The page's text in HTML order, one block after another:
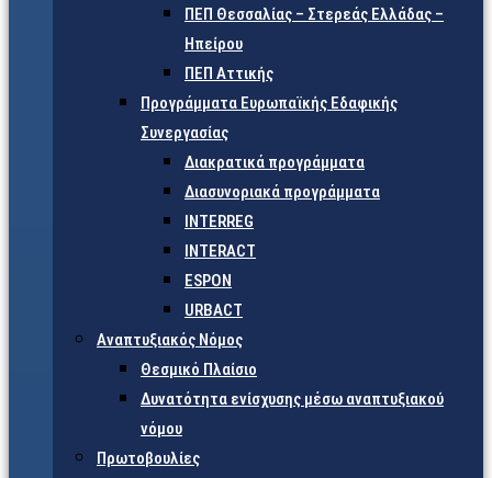
ΠΕΠ Θεσσαλίας – Στερεάς Ελλάδας –
Ηπείρου
ΠΕΠ Αττικής
Προγράμματα Ευρωπαϊκής Εδαφικής
Συνεργασίας
Διακρατικά προγράμματα
Διασυνοριακά προγράμματα
INTERREG
INTERACT
ESPON
URBACT
Αναπτυξιακός Νόμος
Θεσμικό Πλαίσιο
Δυνατότητα ενίσχυσης μέσω αναπτυξιακού
νόμου
Πρωτοβουλίες